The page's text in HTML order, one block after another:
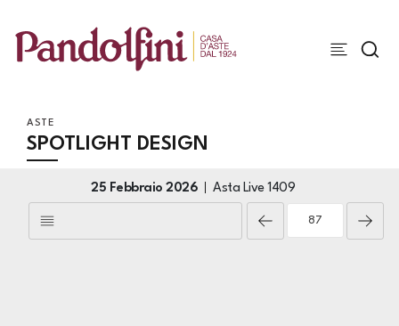
ASTE
SPOTLIGHT DESIGN
25 Febbraio 2026 Asta Live 1409